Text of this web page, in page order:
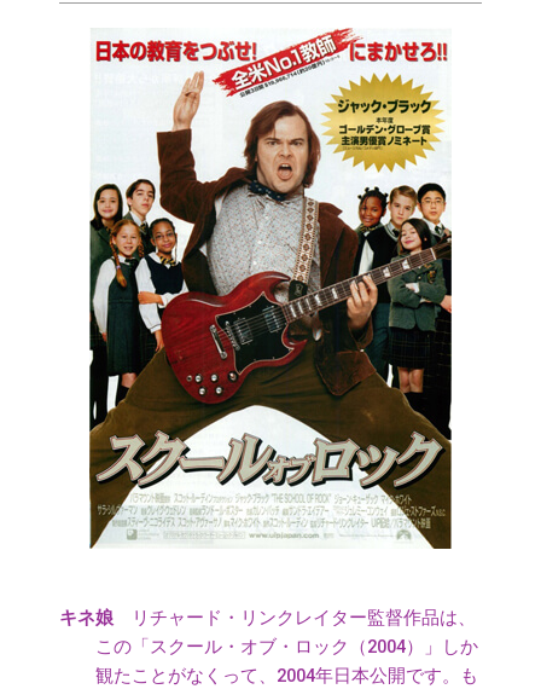
リチャード・リンクレイター監督作品は、
この「スクール・オブ・ロック（2004）」しか
観たことがなくって、2004年日本公開です。も